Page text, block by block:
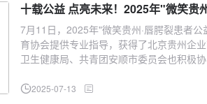
十载公益 点亮未来！2025年"微笑贵
7月11日，2025年"微笑贵州·唇腭裂患者
育协会提供专业指导，获得了北京贵州企
卫生健康局、共青团安顺市委员会也积极协
2025-07-13